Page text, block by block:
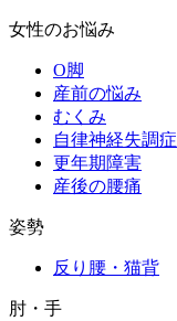
女性のお悩み
O脚
産前の悩み
むくみ
自律神経失調症
更年期障害
産後の腰痛
姿勢
反り腰・猫背
肘・手